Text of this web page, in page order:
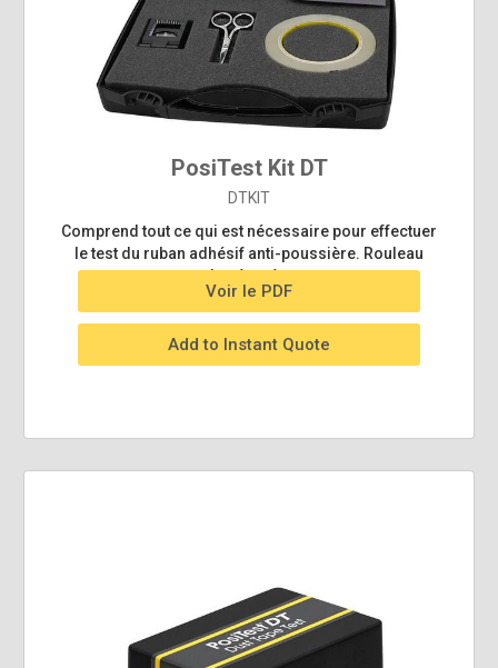
PosiTest Kit DT
DTKIT
Comprend tout ce qui est nécessaire pour effectuer
le test du ruban adhésif anti-poussière. Rouleau
vendu séparément.
Voir le PDF
Add to Instant Quote